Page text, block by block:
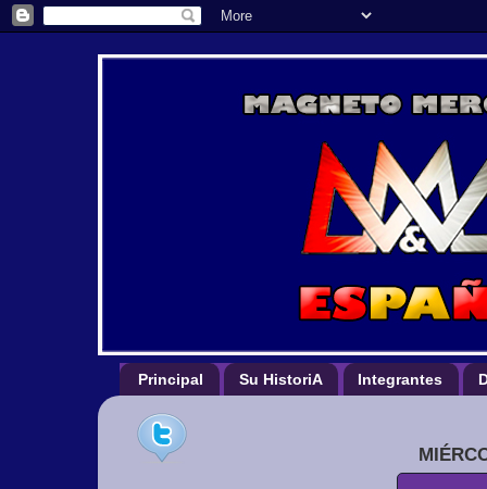
Principal Su HistoriA Integrantes